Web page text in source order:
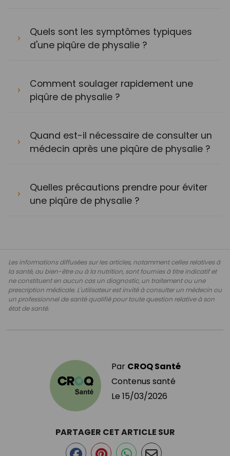
Quels sont les symptômes typiques
d'une piqûre de physalie ?
Comment soulager rapidement une
piqûre de physalie ?
Quand est-il nécessaire de consulter un
médecin après une piqûre de physalie ?
Quelles précautions prendre pour éviter
une piqûre de physalie ?
Les informations diffusées sur les articles, notamment celles relatives à
la santé, au bien-être ou à la nutrition, sont fournies à titre indicatif et
ne constituent en aucun cas un diagnostic, un traitement ou une
prescription médicale. L'utilisateur est invité à consulter un médecin ou
un professionnel de santé qualifié pour toute question relative à son
état de santé.
Par CROQ Santé
Contenus santé
Le 15/03/2026
PARTAGER CET ARTICLE SUR